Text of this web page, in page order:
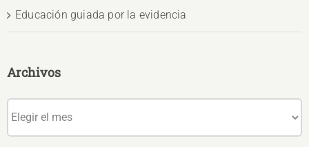
Educación guiada por la evidencia
Archivos